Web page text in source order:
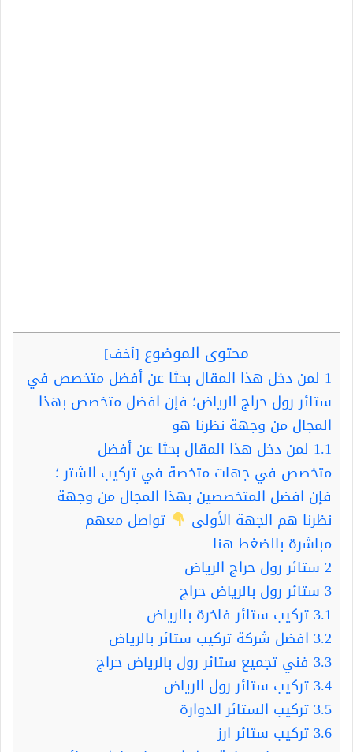
محتوى الموضوع [أخف]
1 لمن دخل هذا المقال بحثا عن أفضل متخصص في
ستائر رول حراج الرياض؛ فإن افضل متخصص بهذا
المجال من وجهة نظرنا هو
1.1 لمن دخل هذا المقال بحثا عن أفضل
متخصص في جهات متخصة في تركيب الشتر ؛
فإن افضل المتخصصين بهذا المجال من وجهة
نظرنا هم الجهة الأولى
تواصل معهم
مباشرة بالضغط هنا
2 ستائر رول حراج الرياض
3 ستائر رول بالرياض حراج
3.1تركيب ستائر فاخرة بالرياض
3.2 افضل شركة تركيب ستائر بالرياض
3.3 فني تجميع ستائر رول بالرياض حراج
3.4تركيب ستائر رول الرياض
3.5تركيب الستائر الدوارة
3.6تركيب ستائر ارز